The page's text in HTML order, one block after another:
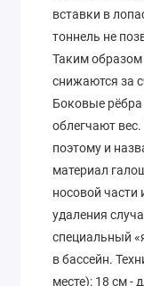
вставки в
тоннель не
Таким образом
снижаются за
Боковые рёбра
облегчают
поэтому и
материал
носовой части
удаления
специальный
в бассейн.
месте): 18 см -